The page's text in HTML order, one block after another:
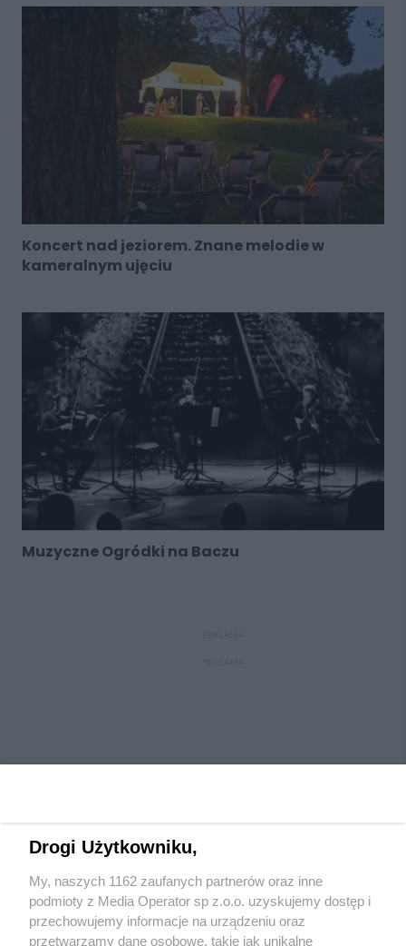
Koncert nad jeziorem. Znane melodie w
kameralnym ujęciu
Muzyczne Ogródki na Baczu
Wydawca mediówlokalnych
Drogi Użytkowniku,
My, naszych 1162 zaufanych partnerów oraz inne
podmioty z Media Operator sp z.o.o. uzyskujemy dostęp i
przechowujemy informacje na urządzeniu oraz
przetwarzamy dane osobowe, takie jak unikalne